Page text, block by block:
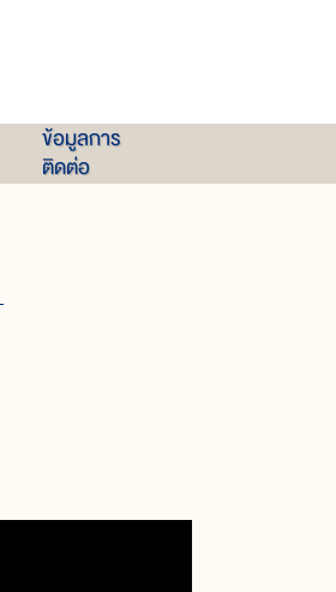
ข้อมูลการ
ติดต่อ